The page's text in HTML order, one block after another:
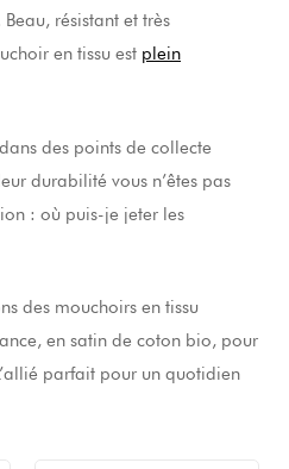
résistant et très
en tissu est plein
des points de collecte
durabilité vous n’êtes pas
: où puis-je jeter les
des mouchoirs en tissu
en satin de coton bio, pour
parfait pour un quotidien